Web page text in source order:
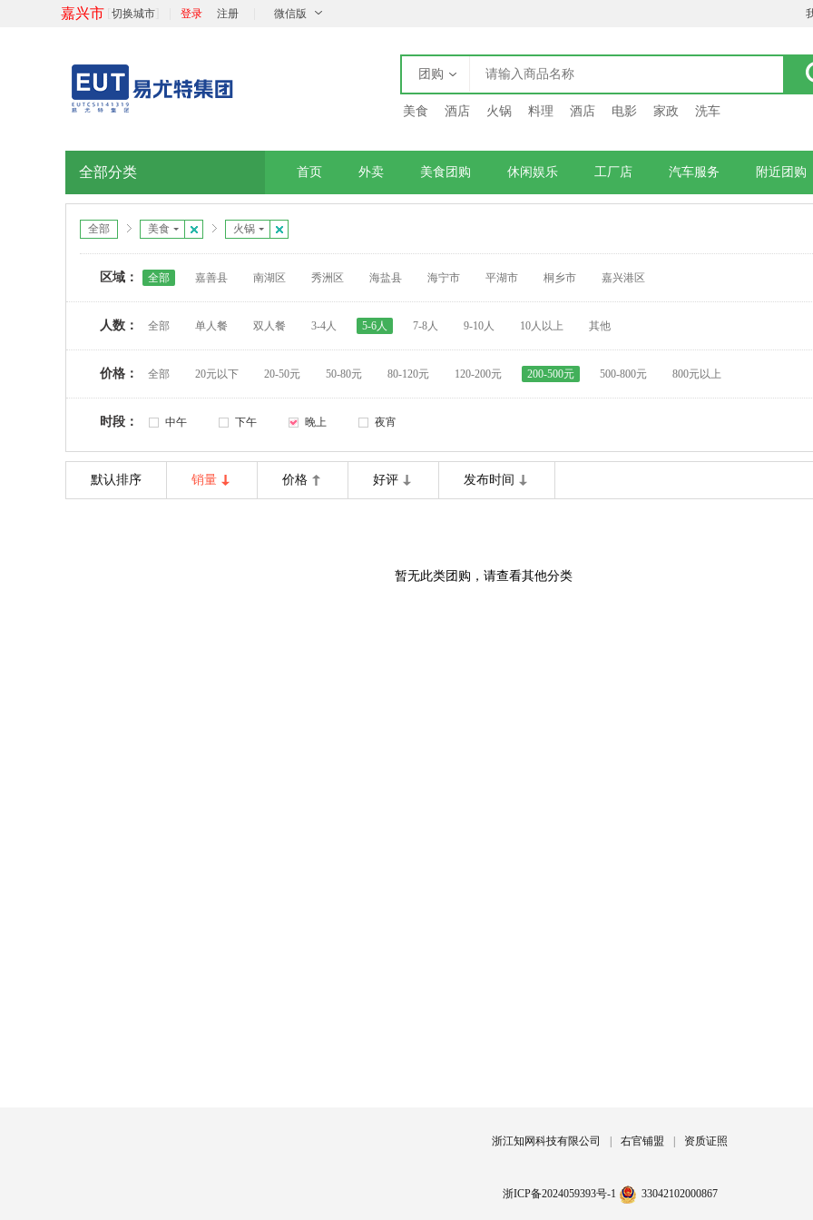
嘉兴市 切换城市 登录 注册 微信版
团购
美食 酒店 火锅 料理 酒店 电影 家政 洗车
全部分类 首页 外卖 美食团购 休闲娱乐 工厂店 汽车服务 附近团购
全部 美食 火锅
区域： 全部 嘉善县 南湖区 秀洲区 海盐县 海宁市 平湖市 桐乡市 嘉兴港区
人数： 全部 单人餐 双人餐 3-4人 5-6人 7-8人 9-10人 10人以上 其他
价格： 全部 20元以下 20-50元 50-80元 80-120元 120-200元 200-500元 500-800元 800元以上
时段： 中午 下午 晚上 夜宵
默认排序 销量 价格 好评 发布时间
暂无此类团购，请查看其他分类
浙江知网科技有限公司 右官铺盟 资质证照
浙ICP备2024059393号-1 33042102000867